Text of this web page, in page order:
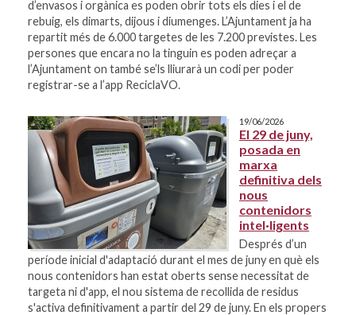
d’envasos i orgànica es poden obrir tots els dies i el de
rebuig, els dimarts, dijous i diumenges. L’Ajuntament ja ha
repartit més de 6.000 targetes de les 7.200 previstes. Les
persones que encara no la tinguin es poden adreçar a
l’Ajuntament on també se’ls lliurarà un codi per poder
registrar-se a l’app ReciclaVO.
19/06/2026
El 29 de juny,
posada en
marxa
definitiva dels
nous
contenidors
intel·ligents
Després d’un
període inicial d'adaptació durant el mes de juny en què els
nous contenidors han estat oberts sense necessitat de
targeta ni d'app, el nou sistema de recollida de residus
s'activa definitivament a partir del 29 de juny. En els propers